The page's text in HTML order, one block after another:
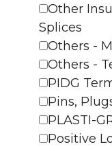
Other
Splices
Others -
Others -
PIDG
Pins,
PLASTI-
Positive